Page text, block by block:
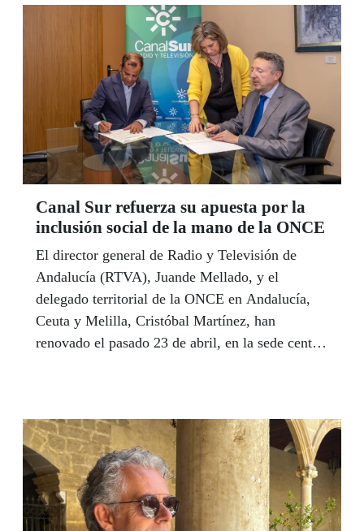
beneficiarios en este programa con un total de
1.571 alumnos participantes, 213 cursos de
formación y 12 becas.
Canal Sur refuerza su apuesta por la
inclusión social de la mano de la ONCE
El director general de Radio y Televisión de
Andalucía (RTVA), Juande Mellado, y el
delegado territorial de la ONCE en Andalucía,
Ceuta y Melilla, Cristóbal Martínez, han
renovado el pasado 23 de abril, en la sede central
de la integración y normalización social de las
personas ciegas, con discapacidad visual grave,
con baja visión o con otro tipo de discapacidad.
Un convenio que sitúa a Canal Sur como un
referente de la televisión pública en España,